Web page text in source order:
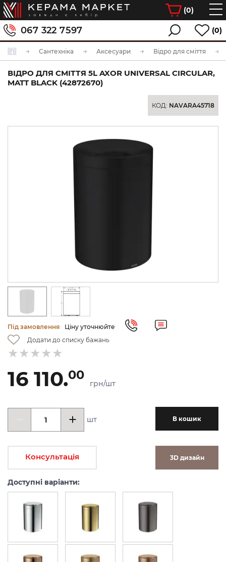
(0)
067 322 7597 (0)
Сантехніка Аксесуари Відро для сміття
ВІДРО ДЛЯ СМІТТЯ 5L AXOR UNIVERSAL CIRCULAR,
MATT BLACK (42872670)
КОД: NAVARA45718
Під замовлення
Ціну уточнюйте
Додати до списку бажань
16 110.00
грн/шт
шт В кошик
Консультація 3D дизайн
Доступні варіанти: